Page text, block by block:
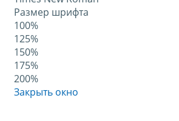
Размер шрифта
100%
125%
150%
175%
200%
Закрыть окно